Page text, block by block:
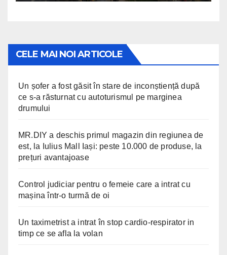
CELE MAI NOI ARTICOLE
Un șofer a fost găsit în stare de inconștiență după
ce s-a răsturnat cu autoturismul pe marginea
drumului
MR.DIY a deschis primul magazin din regiunea de
est, la Iulius Mall Iași: peste 10.000 de produse, la
prețuri avantajoase
Control judiciar pentru o femeie care a intrat cu
mașina într-o turmă de oi
Un taximetrist a intrat în stop cardio-respirator in
timp ce se afla la volan